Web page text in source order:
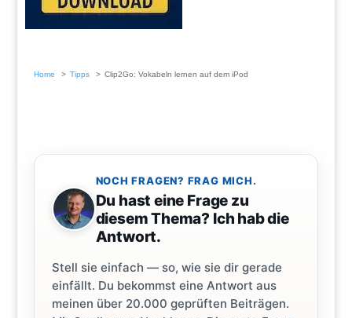
Home Tipps Clip2Go: Vokabeln lernen auf dem iPod
NOCH FRAGEN? FRAG MICH.
Du hast eine Frage zu
diesem Thema? Ich hab die
Antwort.
Stell sie einfach — so, wie sie dir gerade
einfällt. Du bekommst eine Antwort aus
meinen über 20.000 geprüften Beiträgen.